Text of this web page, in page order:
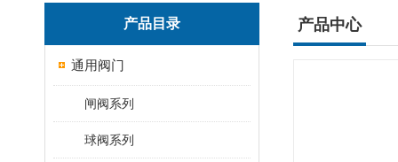
产品目录
通用阀门
闸阀系列
球阀系列
产品中心